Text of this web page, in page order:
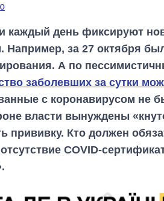
каждый день фиксируют
Например, за 27 октября
А по
заболевших за сутки
с коронавирусом не
власти вынуждены
прививку. Кто должен
отсутствие COVID-